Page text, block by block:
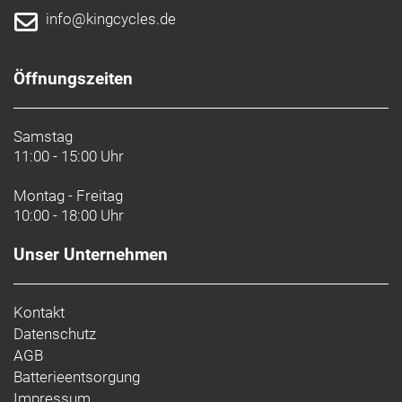
info@kingcycles.de
Öffnungszeiten
Samstag
11:00 - 15:00 Uhr
Montag - Freitag
10:00 - 18:00 Uhr
Unser Unternehmen
Kontakt
Datenschutz
AGB
Batterieentsorgung